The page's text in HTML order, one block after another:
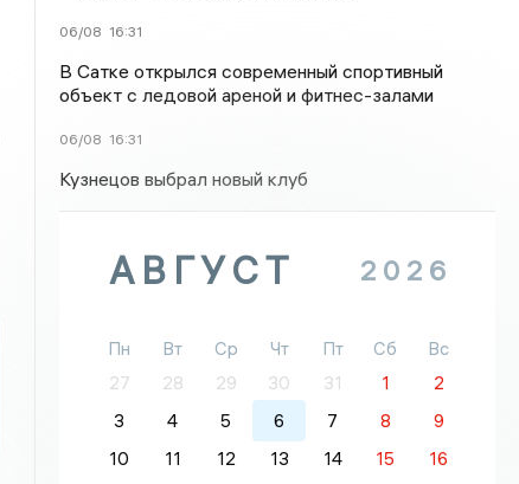
06/08 16:31
В Сатке открылся современный спортивный
объект с ледовой ареной и фитнес-залами
06/08 16:31
Кузнецов выбрал новый клуб
АВГУСТ 2026
Пн Вт Ср Чт Пт Сб
Вс
27
28 29 30 31 1
2
3
4 5 6 7 8
9
10
11 12 13 14 15
16